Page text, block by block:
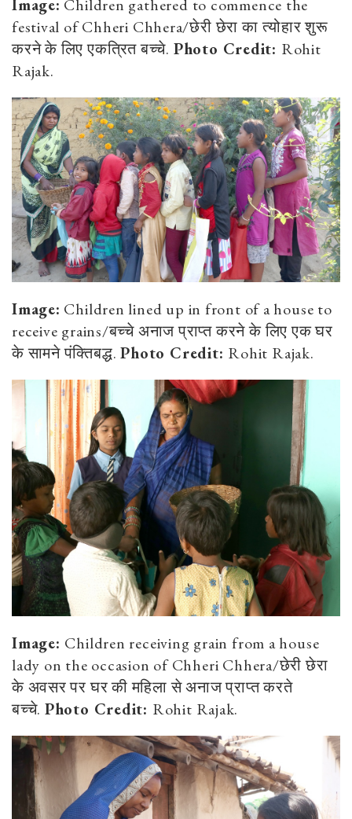
Image: Children gathered to commence the
festival of Chheri Chhera/छेरी छेरा का त्योहार शुरू
करने के लिए एकत्रित बच्चे. Photo Credit: Rohit
Rajak.
Image: Children lined up in front of a house to
receive grains/बच्चे अनाज प्राप्त करने के लिए एक घर
के सामने पंक्तिबद्ध.Photo Credit: Rohit Rajak.
Image: Children receiving grain from a house
lady on the occasion of Chheri Chhera/छेरी छेरा
के अवसर पर घर की महिला से अनाज प्राप्त करते
बच्चे. Photo Credit: Rohit Rajak.